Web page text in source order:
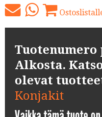
Tuotenumero
Alkosta.
olevat
Konjakit